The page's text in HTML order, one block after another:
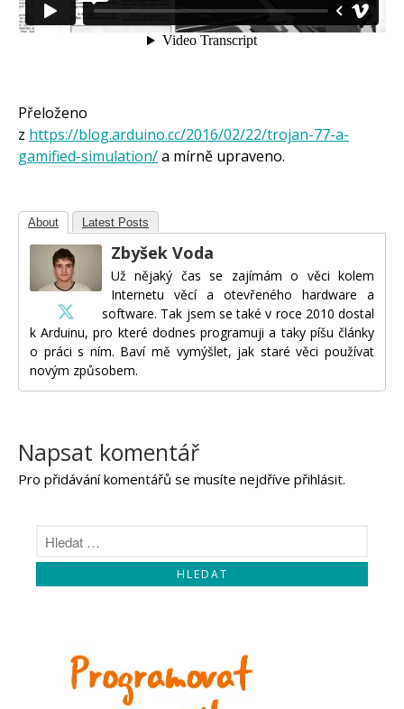
Přeloženo
z https://blog.arduino.cc/2016/02/22/trojan-77-a-
gamified-simulation/a mírně upraveno.
About Latest Posts
Zbyšek Voda
Už nějaký čas se zajímám o věci kolem
Internetu věcí a otevřeného hardware a
software. Tak jsem se také v roce 2010 dostal
k Arduinu, pro které dodnes programuji a taky píšu články
o práci s ním. Baví mě vymýšlet, jak staré věci používat
novým způsobem.
Napsat komentář
Pro přidávání komentářů se musíte nejdříve přihlásit.